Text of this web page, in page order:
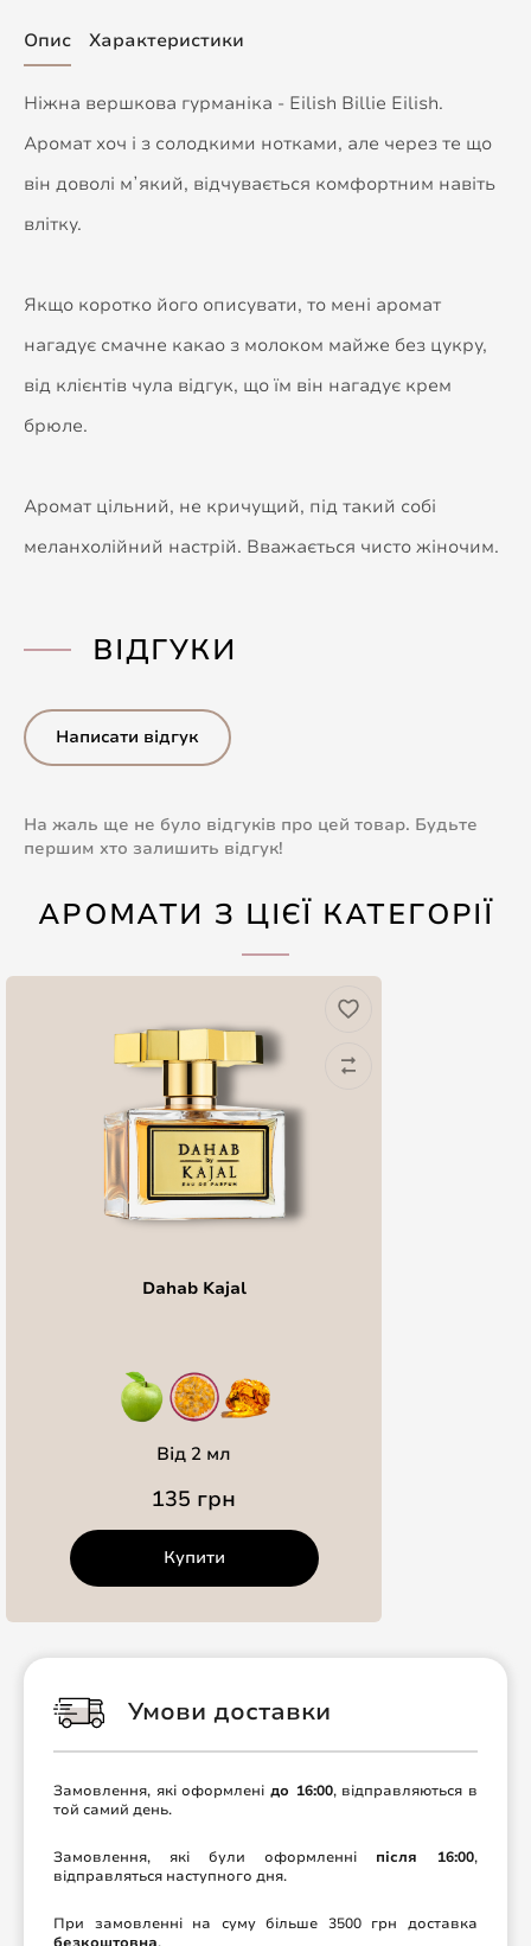
Опис Характеристики
Ніжна вершкова гурманіка - Eilish Billie Eilish.
Аромат хоч і з солодкими нотками, але через те що
він доволі мʼякий, відчувається комфортним навіть
влітку.
Якщо коротко його описувати, то мені аромат
нагадує смачне какао з молоком майже без цукру,
від клієнтів чула відгук, що їм він нагадує крем
брюле.
Аромат цільний, не кричущий, під такий собі
меланхолійний настрій. Вважається чисто жіночим.
ВІДГУКИ
Написати відгук
На жаль ще не було відгуків про цей товар. Будьте
першим хто залишить відгук!
АРОМАТИ З ЦІЄЇ КАТЕГОРІЇ
Dahab Kajal
Від 2 мл
135 грн
Купити
Умови доставки
Замовлення, які оформлені до 16:00, відправляються в
той самий день.
Замовлення, які були оформленні після 16:00,
відправляться наступного дня.
При замовленні на суму більше 3500 грн доставка
безкоштовна.